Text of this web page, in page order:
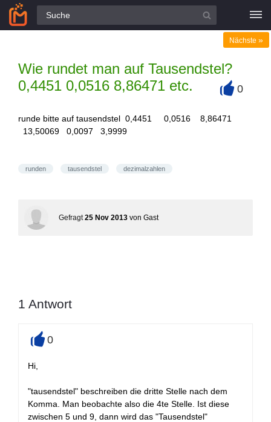
Alle Fragen
Wie rundet man auf Tausendstel?
0,4451 0,0516 8,86471 etc.
Nächste »
0
runde bitte auf tausendstel 0,4451 0,0516 8,86471
13,50069 0,0097 3,9999
runden tausendstel dezimalzahlen
Gefragt 25 Nov 2013 von Gast
1 Antwort
0
Hi,
"tausendstel" beschreiben die dritte Stelle nach dem
Komma. Man beobachte also die 4te Stelle. Ist diese
zwischen 5 und 9, dann wird das "Tausendstel"